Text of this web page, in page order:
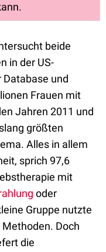
beide
in der US-
und
Frauen mit
Jahren 2011 und
größten
Alles in allem
sprich 97,6
mit
oder
Gruppe nutzte
Doch
die